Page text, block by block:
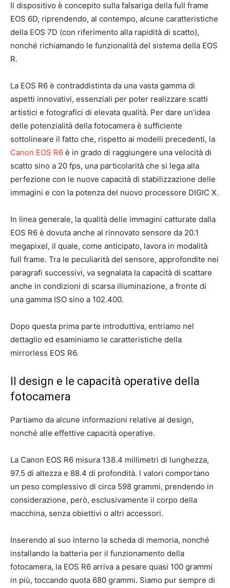
Il dispositivo è concepito sulla falsariga della full frame
EOS 6D, riprendendo, al contempo, alcune caratteristiche
della EOS 7D (con riferimento alla rapidità di scatto),
nonché richiamando le funzionalità del sistema della EOS
R.
La EOS R6 è contraddistinta da una vasta gamma di
aspetti innovativi, essenziali per poter realizzare scatti
artistici e fotografici di elevata qualità. Per dare un’idea
delle potenzialità della fotocamera è sufficiente
sottolineare il fatto che, rispetto ai modelli precedenti, la
Canon EOS R6 è in grado di raggiungere una velocità di
scatto sino a 20 fps, una particolarità che si lega alla
perfezione con le nuove capacità di stabilizzazione delle
immagini e con la potenza del nuovo processore DIGIC X.
In linea generale, la qualità delle immagini catturate dalla
EOS R6 è dovuta anche al rinnovato sensore da 20.1
megapixel, il quale, come anticipato, lavora in modalità
full frame. Tra le peculiarità del sensore, approfondite nei
paragrafi successivi, va segnalata la capacità di scattare
anche in condizioni di scarsa illuminazione, a fronte di
una gamma ISO sino a 102.400.
Dopo questa prima parte introduttiva, entriamo nel
dettaglio ed esaminiamo le caratteristiche della
mirrorless EOS R6.
Il design e le capacità operative della
fotocamera
Partiamo da alcune informazioni relative al design,
nonché alle effettive capacità operative.
La Canon EOS R6 misura 138.4 millimetri di lunghezza,
97.5 di altezza e 88.4 di profondità. I valori comportano
un peso complessivo di circa 598 grammi, prendendo in
considerazione, però, esclusivamente il corpo della
macchina, senza obiettivi o altri accessori.
Inserendo al suo interno la scheda di memoria, nonché
installando la batteria per il funzionamento della
fotocamera, la EOS R6 arriva a pesare quasi 100 grammi
in più, toccando quota 680 grammi. Siamo pur sempre di